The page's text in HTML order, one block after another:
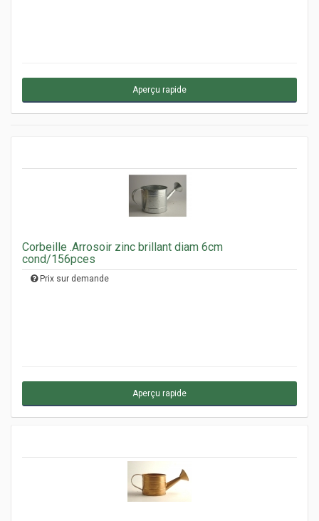
Aperçu rapide
Corbeille .Arrosoir zinc brillant diam 6cm
cond/156pces
Prix sur demande
Aperçu rapide